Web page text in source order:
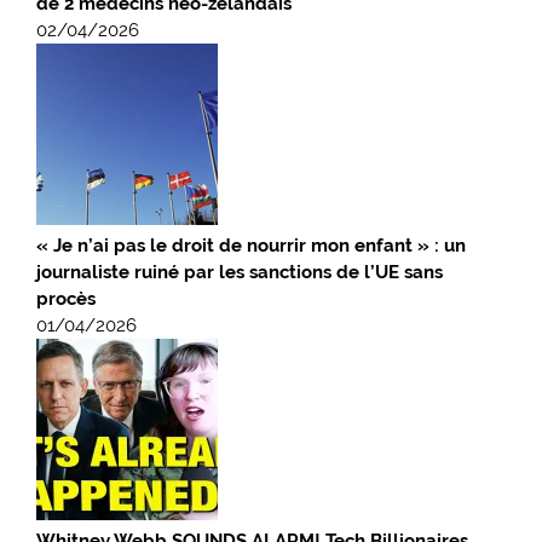
02/04/2026
« Je n’ai pas le droit de nourrir mon enfant » : un
journaliste ruiné par les sanctions de l’UE sans
procès
01/04/2026